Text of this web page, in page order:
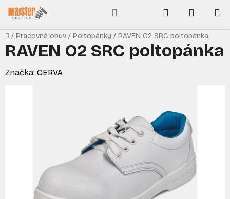
Prejsť
na
obsah
Hľadať
KOŠÍK
Domov
/ Pracovná obuv / Poltopánky / RAVEN O2 SRC poltopánka
RAVEN O2 SRC poltopánka
Značka: CERVA